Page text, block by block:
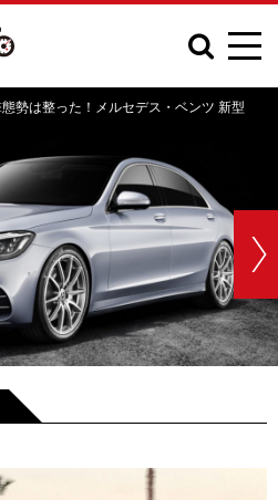
】アウディ「e-tronスポーツバック・コン